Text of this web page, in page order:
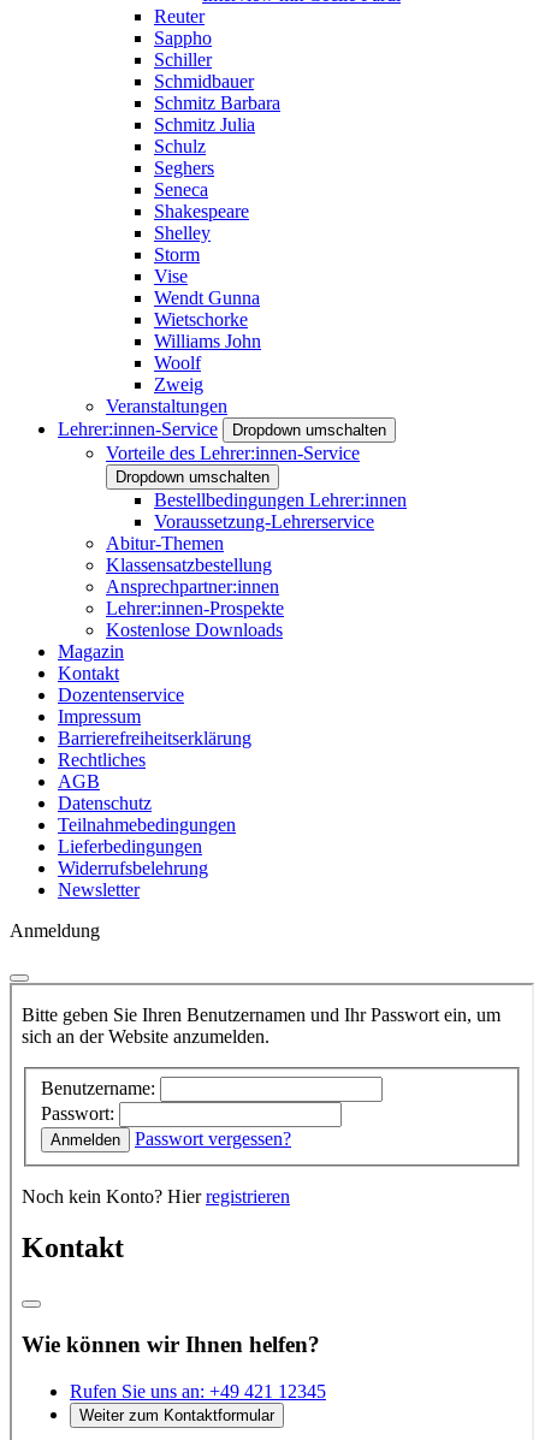
Reuter
Sappho
Schiller
Schmidbauer
Schmitz Barbara
Schmitz Julia
Schulz
Seghers
Seneca
Shakespeare
Shelley
Storm
Vise
Wendt Gunna
Wietschorke
Williams John
Woolf
Zweig
Veranstaltungen
Lehrer:innen-Service
Dropdown umschalten
Vorteile des Lehrer:innen-Service
Dropdown umschalten
Bestellbedingungen Lehrer:innen
Voraussetzung-Lehrerservice
Abitur-Themen
Klassensatzbestellung
Ansprechpartner:innen
Lehrer:innen-Prospekte
Kostenlose Downloads
Magazin
Kontakt
Dozentenservice
Impressum
Barrierefreiheitserklärung
Rechtliches
AGB
Datenschutz
Teilnahmebedingungen
Lieferbedingungen
Widerrufsbelehrung
Newsletter
Anmeldung